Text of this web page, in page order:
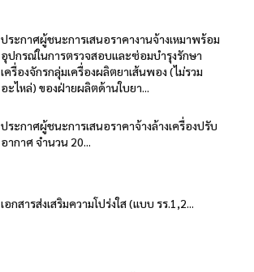
ประกาศผู้ชนะการเสนอราคางานจ้างเหมาพร้อม
อุปกรณ์ในการตรวจสอบและซ่อมบำรุงรักษา
เครื่องจักรกลุ่มเครื่องผลิตยาเส้นพอง (ไม่รวม
อะไหล่) ของฝ่ายผลิตด้านใบยา...
ประกาศผู้ชนะการเสนอราคาจ้างล้างเครื่องปรับ
อากาศ จำนวน 20...
เอกสารส่งเสริมความโปร่งใส (แบบ รร.1,2...